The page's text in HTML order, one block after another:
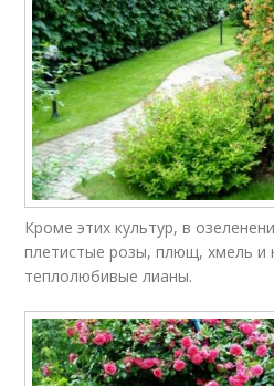
Кроме этих культур, в
плетистые розы, плющ, хмель и
теплолюбивые лианы.